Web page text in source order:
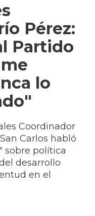
Pérez:
Partido
lo
Coordinador
Carlos habló
sobre política
desarrollo
en el